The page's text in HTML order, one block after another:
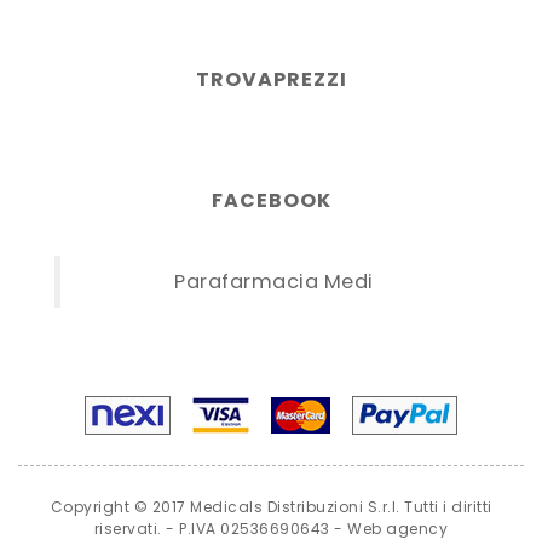
TROVAPREZZI
FACEBOOK
Parafarmacia Medi
Copyright © 2017 Medicals Distribuzioni S.r.l. Tutti i diritti
riservati. - P.IVA 02536690643 -Web agency